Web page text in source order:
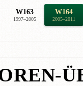
W163
1997–2005
W164
2005–2011